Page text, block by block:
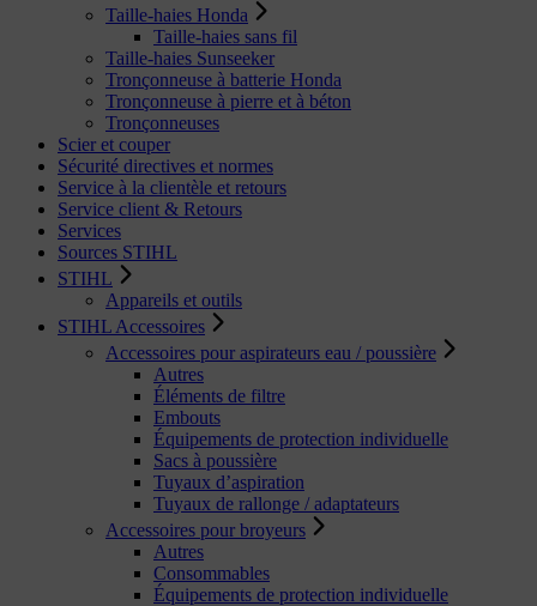
Taille-haies Honda
Taille-haies sans fil
Taille-haies Sunseeker
Tronçonneuse à batterie Honda
Tronçonneuse à pierre et à béton
Tronçonneuses
Scier et couper
Sécurité directives et normes
Service à la clientèle et retours
Service client & Retours
Services
Sources STIHL
STIHL
Appareils et outils
STIHL Accessoires
Accessoires pour aspirateurs eau / poussière
Autres
Éléments de filtre
Embouts
Équipements de protection individuelle
Sacs à poussière
Tuyaux d’aspiration
Tuyaux de rallonge / adaptateurs
Accessoires pour broyeurs
Autres
Consommables
Équipements de protection individuelle